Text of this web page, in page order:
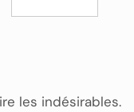
les indésirables.